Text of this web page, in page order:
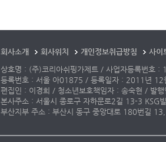
회사소개 회사위치 개인정보취급방침
사이
상호명 : (주)코리아쉬핑가제트 / 사업자등록번호
등록번호 : 서울 아01875 / 등록일자 : 2011년 12
편집인 : 이경희 / 청소년보호책임자 : 송숙현 / 발
본사주소 : 서울시 종로구 자하문로2길 13-3
부산지부 주소 : 부산시 동구 중앙대로 180번